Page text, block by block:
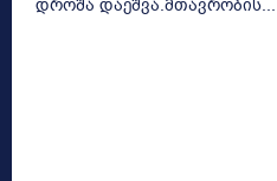
დროშა დაეშვა.მთავრობის...